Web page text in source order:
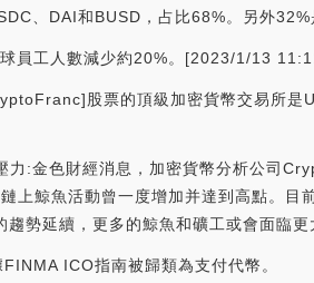
、DAI和BUSD，占比68%。另外32%
員工人數減少約20%。[2023/1/13
股票的頂級加密貨幣交易所
:金色財經消息，加密貨幣分析公司
上鯨魚活動曾一度增加并達到高點。目
勢延續，更多的鯨魚和礦工或會面臨
ICO指南被歸類為支付代幣。